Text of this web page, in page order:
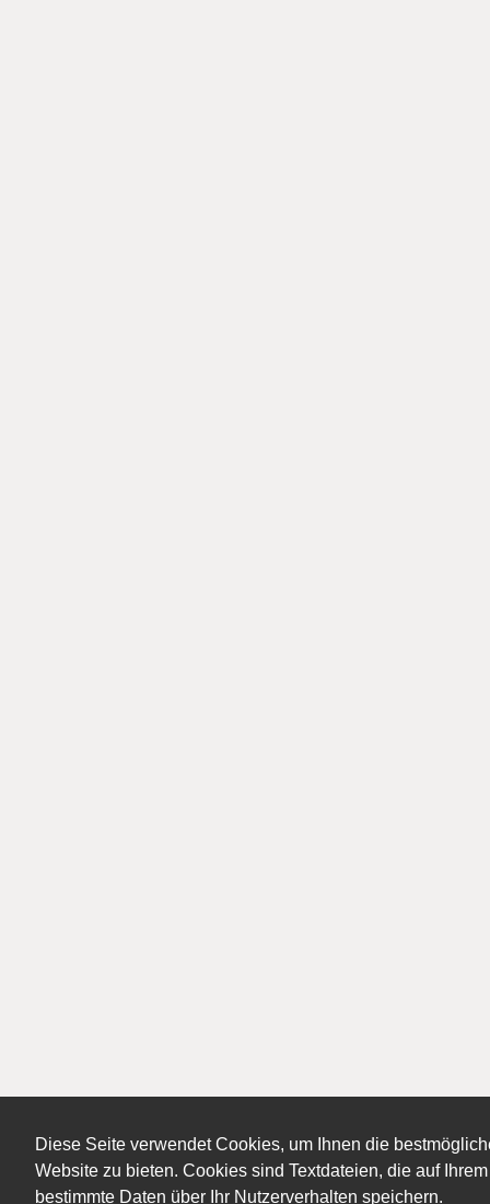
Diese Seite verwendet Cookies, um Ihnen die
Website zu bieten. Cookies sind Textdateien, die auf
bestimmte Daten über Ihr Nutzerverhalten speichern.